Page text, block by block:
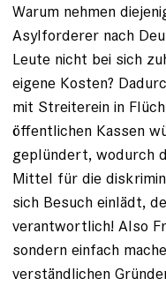
Warum nehmen
Asylforderer nach
Leute nicht bei sich
eigene Kosten?
mit Streiterein in
öffentlichen Kassen
geplündert, wodurch
Mittel für die
sich Besuch einlädt,
verantwortlich! Also
sondern einfach
verständlichen